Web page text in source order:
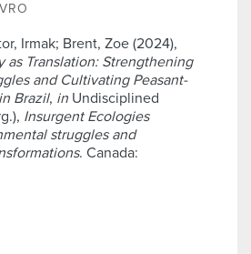
Irmak; Brent, Zoe (2024),
as Translation: Strengthening
and Cultivating Peasant-
Brazil, in Undisciplined
Insurgent Ecologies
struggles and
. Canada: